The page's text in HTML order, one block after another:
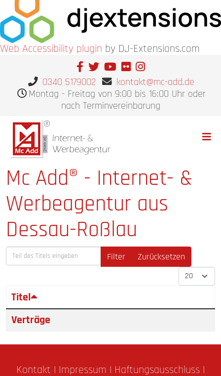
Web Accessibility plugin by DJ-Extensions.com
0340 5179002
kontakt@mc-add.de
Montag - Freitag von 9:00 bis 16:00 Uhr oder
nach Terminvereinbarung
Mc Add® - Internet- &
Werbeagentur aus
Dessau-Roßlau
Teil des Titels eingebenFilter Zurücksetzen
Anzeige
Titel
Verträge
Kontakt | Impressum | Haftungsausschluss |